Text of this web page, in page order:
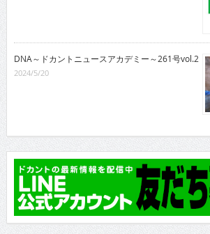
DNA～ドカントニュースアカデミー～261号vol.2
2024/5/20